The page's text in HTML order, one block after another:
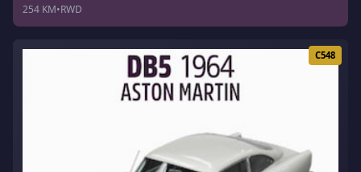
254 KM•RWD
C548